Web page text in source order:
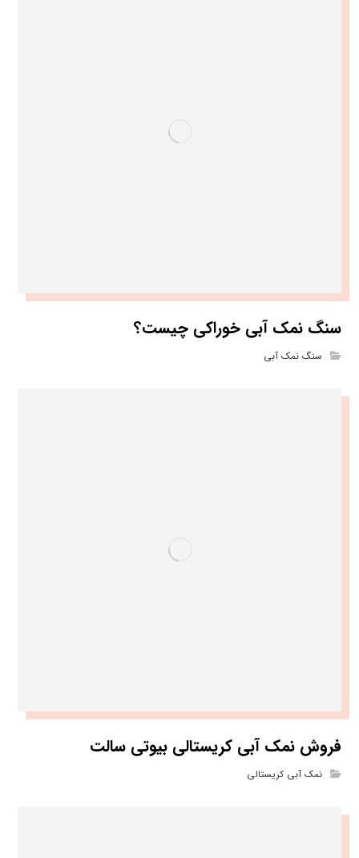
سنگ نمک آبی خوراکی چیست؟
سنگ نمک آبی
فروش نمک آبی کریستالی بیوتی سالت
نمک آبی کریستالی